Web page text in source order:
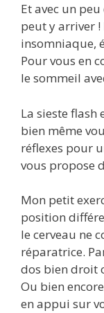
Et avec un
peut y arriver !
insomniaque,
Pour vous en
le sommeil
La sieste flash
bien même
réflexes pour
vous propose
Mon petit
position
le cerveau ne
réparatrice.
dos bien droit
Ou bien
en appui sur